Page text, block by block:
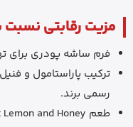
مزیت رقابتی
فرم ساشه پودری برای
ترکیب پاراستامول و
رسمی برند.
طعم Hot Lemon and Honey برای مصرف به‌صورت محلول گرم.